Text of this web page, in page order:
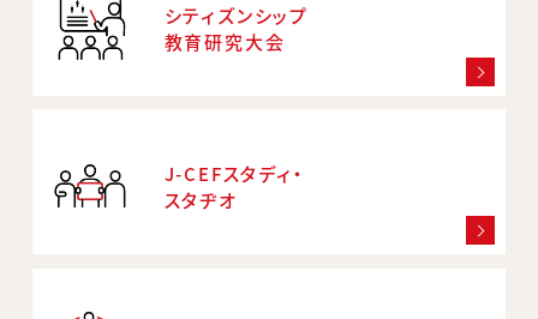
シティズンシップ
教育研究大会
J-CEFスタディ・
スタヂオ